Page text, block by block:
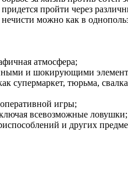
пройти через
можно как в
атмосфера;
и шокирующими
супермаркет, тюрьма,
игры;
всевозможные ловушки;
и других